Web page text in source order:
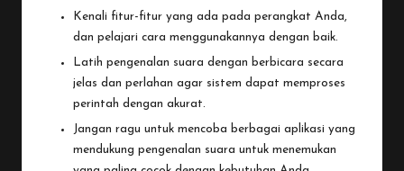
Kenali fitur-fitur yang ada pada perangkat Anda,
dan pelajari cara menggunakannya dengan baik.
Latih pengenalan suara dengan berbicara secara
jelas dan perlahan agar sistem dapat memproses
perintah dengan akurat.
Jangan ragu untuk mencoba berbagai aplikasi yang
mendukung pengenalan suara untuk menemukan